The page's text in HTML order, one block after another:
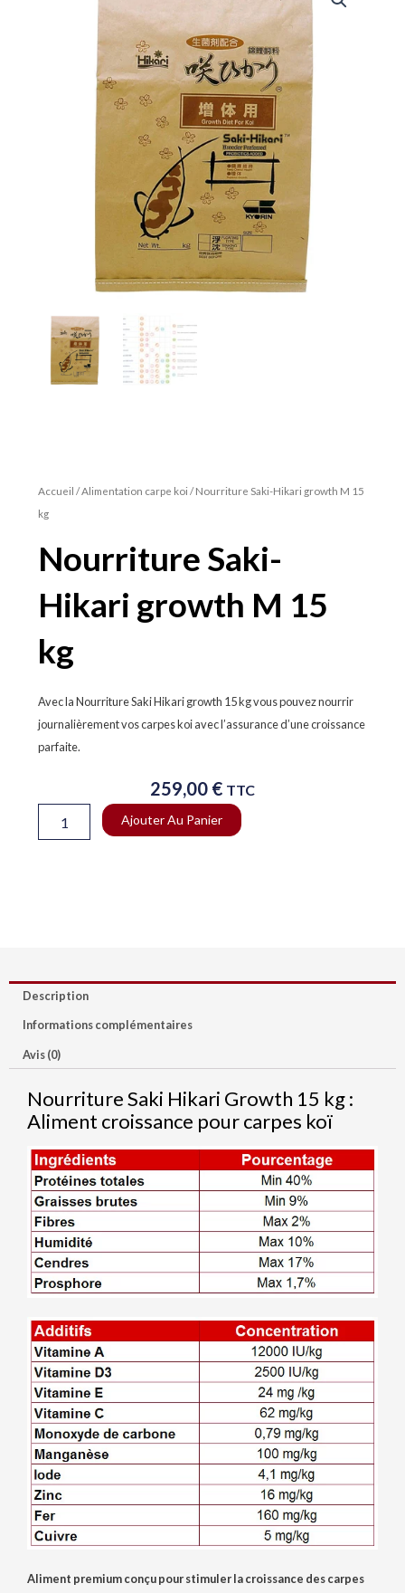
Accueil /Alimentation carpe koi / Nourriture Saki-Hikari growth M 15
kg
Nourriture Saki-
Hikari growth M 15
kg
Avec la Nourriture Saki Hikari growth 15 kg vous pouvez nourrir
journalièrement vos carpes koi avec l’assurance d’une croissance
parfaite.
259,00 € TTC
Ajouter Au Panier
Description
Informations complémentaires
Avis (0)
Nourriture Saki Hikari Growth 15 kg :
Aliment croissance pour carpes koï
Aliment premium conçu pour stimuler la croissance des carpes